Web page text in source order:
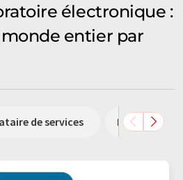
électronique :
entier par
de services Distributeur